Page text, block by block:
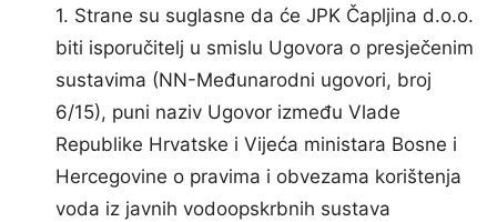
1. Strane su suglasne da će JPK Čapljina d.o.o.
biti isporučitelj u smislu Ugovora o presječenim
sustavima (NN-Međunarodni ugovori, broj
6/15), puni naziv Ugovor između Vlade
Republike Hrvatske i Vijeća ministara Bosne i
Hercegovine o pravima i obvezama korištenja
voda iz javnih vodoopskrbnih sustava